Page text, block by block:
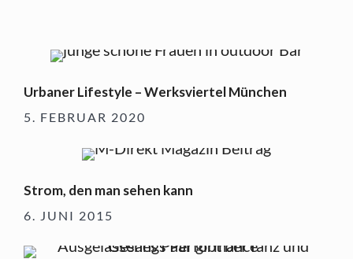
Urbaner Lifestyle – Werksviertel München
5. FEBRUAR 2020
Strom, den man sehen kann
6. JUNI 2015